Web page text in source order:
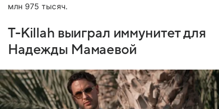
млн 975 тысяч.
T-Killah выиграл иммунитет для
Надежды Мамаевой